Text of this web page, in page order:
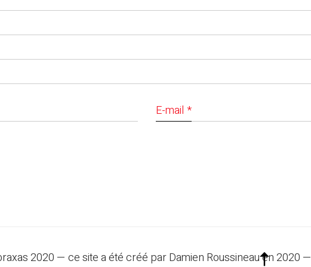
E-mail *
2020 — ce site a été créé par Damien Roussineau en 2020 —